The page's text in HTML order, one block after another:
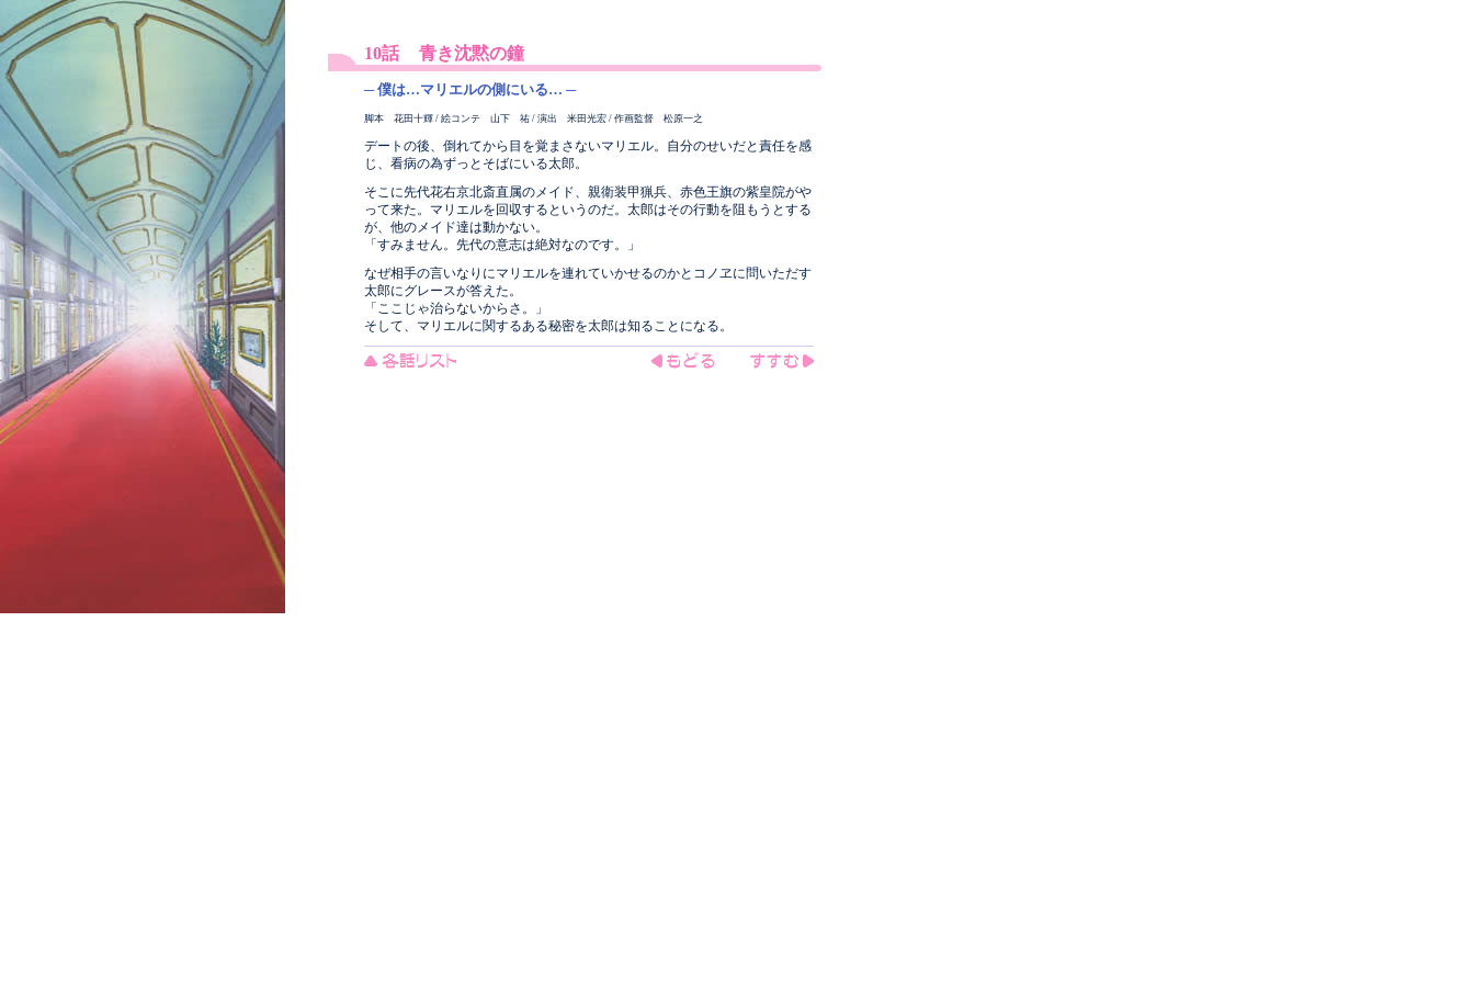
10話 青き沈黙の鐘
─ 僕は…マリエルの側にいる… ─
脚本 花田十輝 / 絵コンテ 山下 祐 / 演出 米田光宏 / 作画監督 松原一之
デートの後、倒れてから目を覚まさないマリエル。自分のせいだと責任を感
じ、看病の為ずっとそばにいる太郎。
そこに先代花右京北斎直属のメイド、親衛装甲猟兵、赤色王旗の紫皇院がや
って来た。マリエルを回収するというのだ。太郎はその行動を阻もうとする
が、他のメイド達は動かない。
「すみません。先代の意志は絶対なのです。」
なぜ相手の言いなりにマリエルを連れていかせるのかとコノヱに問いただす
太郎にグレースが答えた。
「ここじゃ治らないからさ。」
そして、マリエルに関するある秘密を太郎は知ることになる。